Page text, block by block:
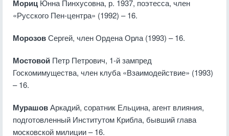
Мориц Юнна Пинхусовна, р. 1937, поэтесса, член
«Русского Пен-центра» (1992) – 16.
МорозовСергей, член Ордена Орла (1993) – 16.
Мостовой Петр Петрович, 1-й зампред
Госкомимущества, член клуба «Взаимодействие» (1993)
– 16.
МурашовАркадий, соратник Ельцина, агент влияния,
подготовленный Институтом Крибла, бывший глава
московской милиции – 16.